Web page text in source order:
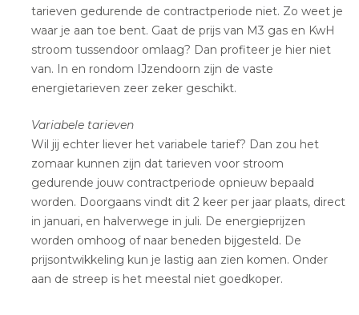
tarieven gedurende de contractperiode niet. Zo weet je
waar je aan toe bent. Gaat de prijs van M3 gas en KwH
stroom tussendoor omlaag? Dan profiteer je hier niet
van. In en rondom IJzendoorn zijn de vaste
energietarieven zeer zeker geschikt.
Variabele tarieven
Wil jij echter liever het variabele tarief? Dan zou het
zomaar kunnen zijn dat tarieven voor stroom
gedurende jouw contractperiode opnieuw bepaald
worden. Doorgaans vindt dit 2 keer per jaar plaats, direct
in januari, en halverwege in juli. De energieprijzen
worden omhoog of naar beneden bijgesteld. De
prijsontwikkeling kun je lastig aan zien komen. Onder
aan de streep is het meestal niet goedkoper.